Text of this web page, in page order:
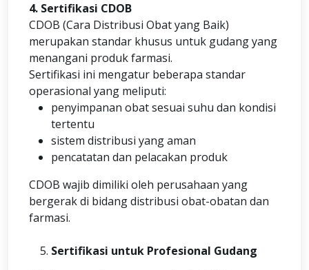
4. Sertifikasi CDOB
CDOB (Cara Distribusi Obat yang Baik)
merupakan standar khusus untuk gudang yang
menangani produk farmasi.
Sertifikasi ini mengatur beberapa standar
operasional yang meliputi:
penyimpanan obat sesuai suhu dan kondisi
tertentu
sistem distribusi yang aman
pencatatan dan pelacakan produk
CDOB wajib dimiliki oleh perusahaan yang
bergerak di bidang distribusi obat-obatan dan
farmasi.
Sertifikasi untuk Profesional Gudang